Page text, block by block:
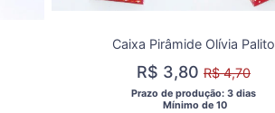
Caixa Pirâmide Olívia Palito
R$ 3,80 R$ 4,70
Prazo de produção: 3 dias
  Mínimo de 10